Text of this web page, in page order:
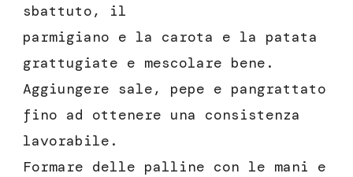
sbattuto, il
parmigiano e la carota e la patata
grattugiate e mescolare bene.
Aggiungere sale, pepe e pangrattato
fino ad ottenere una consistenza
lavorabile.
Formare delle palline con le mani e